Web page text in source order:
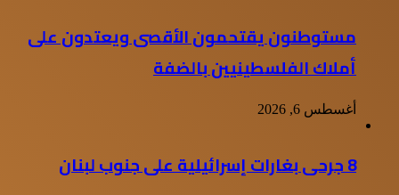
مستوطنون يقتحمون الأقصى ويعتدون على
أملاك الفلسطينيين بالضفة
أغسطس 6, 2026
8 جرحى بغارات إسرائيلية على جنوب لبنان